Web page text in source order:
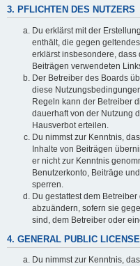
3. PFLICHTEN DES NUTZERS
Du erklärst mit der
enthält, die gegen
erklärst insbesondere, dass
Beiträgen verwendeten
Der Betreiber des Boards
diese
Regeln kann der Betreiber
dauerhaft von der Nutzung
Hausverbot erteilen.
Du nimmst zur Kenntnis,
Inhalte von Beiträgen
er nicht zur Kenntnis
Benutzerkonto, Beiträge
sperren.
Du gestattest dem
abzuändern, sofern sie
sind, dem Betreiber oder
4. GENERAL PUBLIC LICENSE
Du nimmst zur Kenntnis,